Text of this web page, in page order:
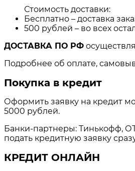
Стоимость доставки:
Бесплатно – доставка
500 рублей – во всех
ДОСТАВКА ПО РФ
Подробнее об оплате,
Покупка в кредит
Оформить заявку на кредит
5000 рублей.
Банки-партнеры: Тинькофф,
подать кредитную заявку
КРЕДИТ ОНЛАЙН